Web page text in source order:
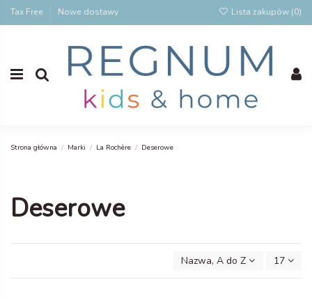
Tax Free Nowe dostawy Lista zakupów (0)
Strona główna Marki La Rochère Deserowe
Deserowe
Nazwa, A do Z 17